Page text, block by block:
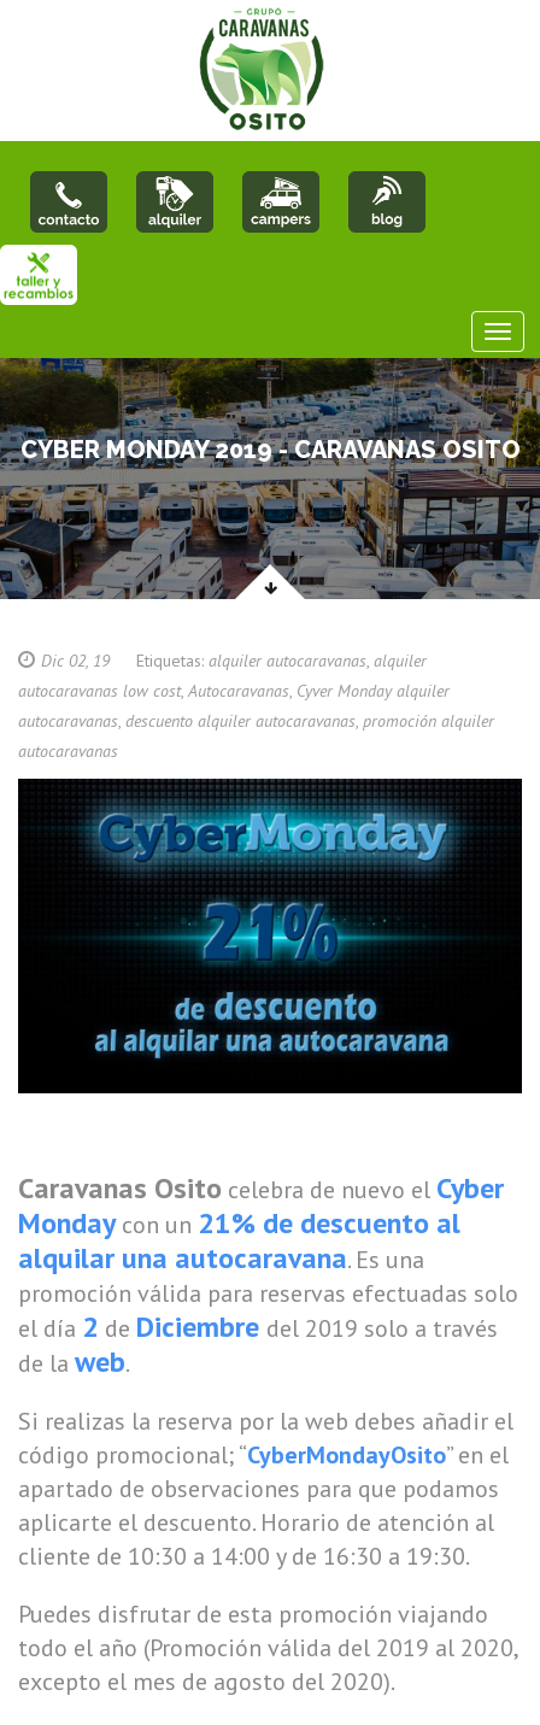
CYBER MONDAY 2019 - CARAVANAS OSITO
Dic 02, 19Etiquetas: alquiler autocaravanas, alquiler
autocaravanas low cost, Autocaravanas, Cyver Monday alquiler
autocaravanas, descuento alquiler autocaravanas, promoción alquiler
autocaravanas
Caravanas Osito celebra de nuevo el Cyber
Mondaycon un 21% de descuento al
alquilar una autocaravana. Es una
promoción válida para reservas efectuadas solo
el día 2 de Diciembre del 2019 solo a través
de la web.
Si realizas la reserva por la web debes añadir el
código promocional; “CyberMondayOsito” en el
apartado de observaciones para que podamos
aplicarte el descuento. Horario de atención al
cliente de 10:30 a 14:00 y de 16:30 a 19:30.
Puedes disfrutar de esta promoción viajando
todo el año (Promoción válida del 2019 al 2020,
excepto el mes de agosto del 2020).